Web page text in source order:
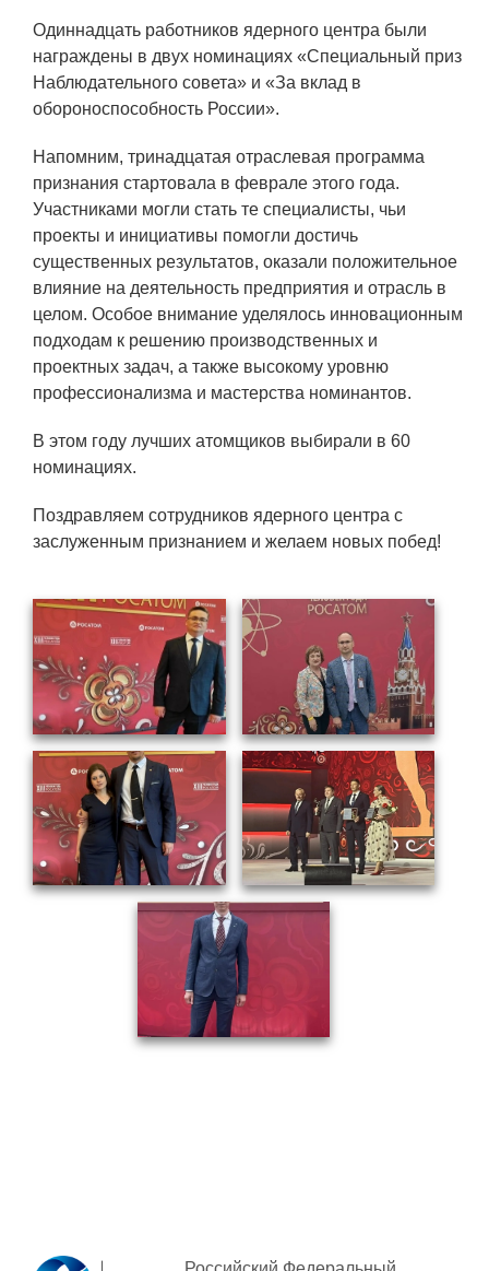
ПРОДУКЦИЯ И УСЛУГИ
профессиональное образование и
профессиональное обучение)
Лазерные технологии
Каталог гражданской продукции
Технологии водородной энергетики
Цифровые продукты
Электротехника
Системы безопасности
Услуги
Прочая продукция
Испытательный центр ВЭИ
СОЦИАЛЬНАЯ ОТВЕТСТВЕННОСТЬ
Охрана окружающей среды
Программы по оздоровлению
Обеспечение жильем
Социальная поддержка
Спорт и отдых
Санаторий-профилакторий
Высокая социальная эффективность
Территория здоровья
Одиннадцать работников ядерного центра были
награждены в двух номинациях «Специальный приз
Наблюдательного совета» и «За вклад в
обороноспособность России».
Напомним, тринадцатая отраслевая программа
признания стартовала в феврале этого года.
Участниками могли стать те специалисты, чьи
проекты и инициативы помогли достичь
существенных результатов, оказали положительное
влияние на деятельность предприятия и отрасль в
целом. Особое внимание уделялось инновационным
подходам к решению производственных и
проектных задач, а также высокому уровню
профессионализма и мастерства номинантов.
В этом году лучших атомщиков выбирали в 60
номинациях.
Поздравляем сотрудников ядерного центра с
заслуженным признанием и желаем новых побед!